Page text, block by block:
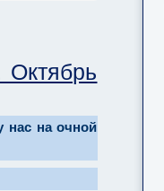
нас на очной